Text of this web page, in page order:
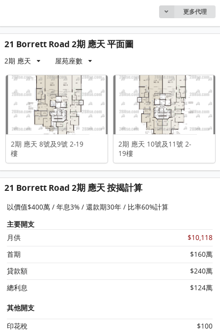
更多代理
21 Borrett Road 2期 應天 平面圖
2期 應天 屋苑座數
2期 應天 8號及9號 2-19
樓
2期 應天 10號及11號 2-
19樓
21 Borrett Road 2期 應天 按揭計算
以價值$400萬 / 年息3% / 還款期30年 / 比率60%計算
主要開支
月供
$10,118
首期
$160萬
貸款額
$240萬
總利息
$124萬
其他開支
印花稅
$100